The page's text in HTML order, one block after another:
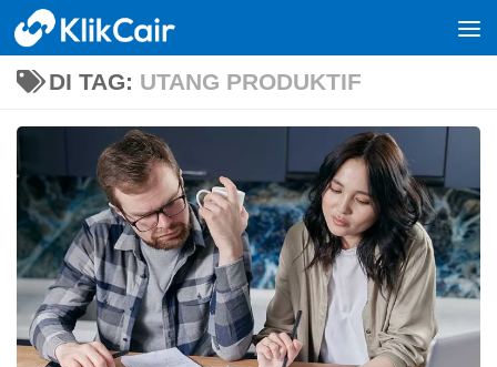
Skip to content
DI TAG: UTANG PRODUKTIF